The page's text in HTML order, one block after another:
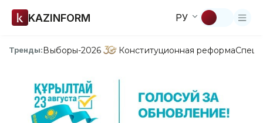
KAZINFORM РУ
Тренды:Выборы-2026 Конституционная реформа